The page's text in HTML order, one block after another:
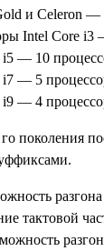
и Celeron —
Intel Core i3
i5 — 10
i7 — 5
i9 — 4
поколения
разгона
тактовой